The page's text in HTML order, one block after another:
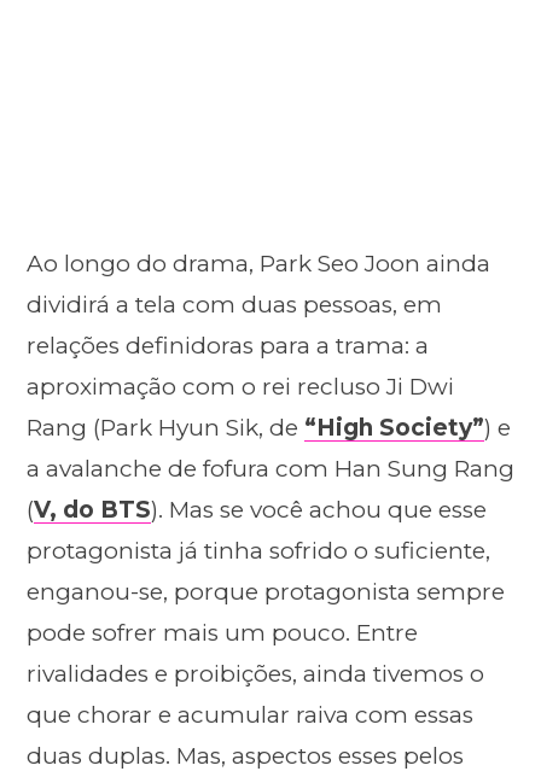
Ao longo do drama, Park Seo Joon ainda
dividirá a tela com duas pessoas, em
relações definidoras para a trama: a
aproximação com o rei recluso Ji Dwi
Rang (Park Hyun Sik, de “High Society”) e
a avalanche de fofura com Han Sung Rang
(V, do BTS). Mas se você achou que esse
protagonista já tinha sofrido o suficiente,
enganou-se, porque protagonista sempre
pode sofrer mais um pouco. Entre
rivalidades e proibições, ainda tivemos o
que chorar e acumular raiva com essas
duas duplas. Mas, aspectos esses pelos